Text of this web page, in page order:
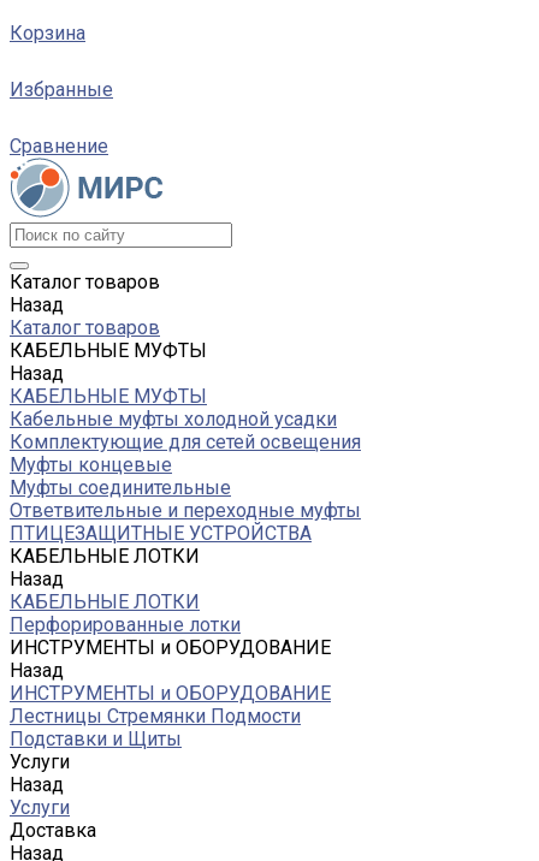
Корзина
Избранные
Сравнение
Каталог товаров
Назад
Каталог товаров
КАБЕЛЬНЫЕ МУФТЫ
Назад
КАБЕЛЬНЫЕ МУФТЫ
Кабельные муфты холодной усадки
Комплектующие для сетей освещения
Муфты концевые
Муфты соединительные
Ответвительные и переходные муфты
ПТИЦЕЗАЩИТНЫЕ УСТРОЙСТВА
КАБЕЛЬНЫЕ ЛОТКИ
Назад
КАБЕЛЬНЫЕ ЛОТКИ
Перфорированные лотки
ИНСТРУМЕНТЫ и ОБОРУДОВАНИЕ
Назад
ИНСТРУМЕНТЫ и ОБОРУДОВАНИЕ
Лестницы Стремянки Подмости
Подставки и Щиты
Услуги
Назад
Услуги
Доставка
Назад